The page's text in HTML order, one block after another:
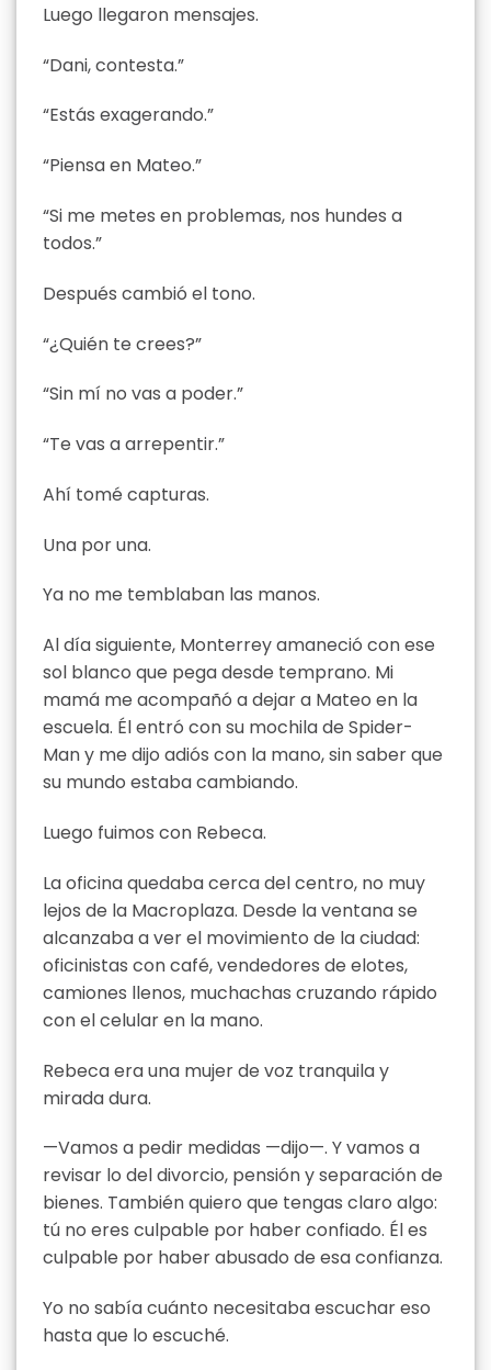
Luego llegaron mensajes.
“Dani, contesta.”
“Estás exagerando.”
“Piensa en Mateo.”
“Si me metes en problemas, nos hundes a
todos.”
Después cambió el tono.
“¿Quién te crees?”
“Sin mí no vas a poder.”
“Te vas a arrepentir.”
Ahí tomé capturas.
Una por una.
Ya no me temblaban las manos.
Al día siguiente, Monterrey amaneció con ese
sol blanco que pega desde temprano. Mi
mamá me acompañó a dejar a Mateo en la
escuela. Él entró con su mochila de Spider-
Man y me dijo adiós con la mano, sin saber que
su mundo estaba cambiando.
Luego fuimos con Rebeca.
La oficina quedaba cerca del centro, no muy
lejos de la Macroplaza. Desde la ventana se
alcanzaba a ver el movimiento de la ciudad:
oficinistas con café, vendedores de elotes,
camiones llenos, muchachas cruzando rápido
con el celular en la mano.
Rebeca era una mujer de voz tranquila y
mirada dura.
—Vamos a pedir medidas —dijo—. Y vamos a
revisar lo del divorcio, pensión y separación de
bienes. También quiero que tengas claro algo:
tú no eres culpable por haber confiado. Él es
culpable por haber abusado de esa confianza.
Yo no sabía cuánto necesitaba escuchar eso
hasta que lo escuché.